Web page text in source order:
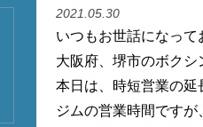
2021.05.30
いつもお世話になって
大阪府、堺市のボクシ
本日は、時短営業の延
ジムの営業時間です